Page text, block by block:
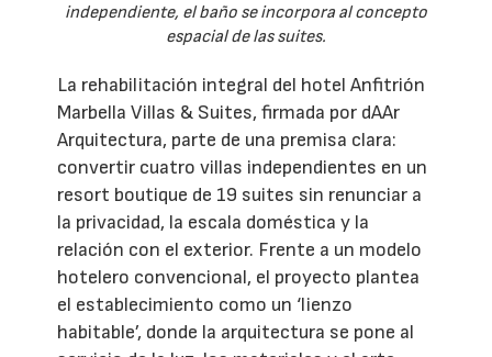
independiente, el baño se incorpora al concepto
espacial de las suites.
La rehabilitación integral del hotel Anfitrión
Marbella Villas & Suites, firmada por dAAr
Arquitectura, parte de una premisa clara:
convertir cuatro villas independientes en un
resort boutique de 19 suites sin renunciar a
la privacidad, la escala doméstica y la
relación con el exterior. Frente a un modelo
hotelero convencional, el proyecto plantea
el establecimiento como un ‘lienzo
habitable’, donde la arquitectura se pone al